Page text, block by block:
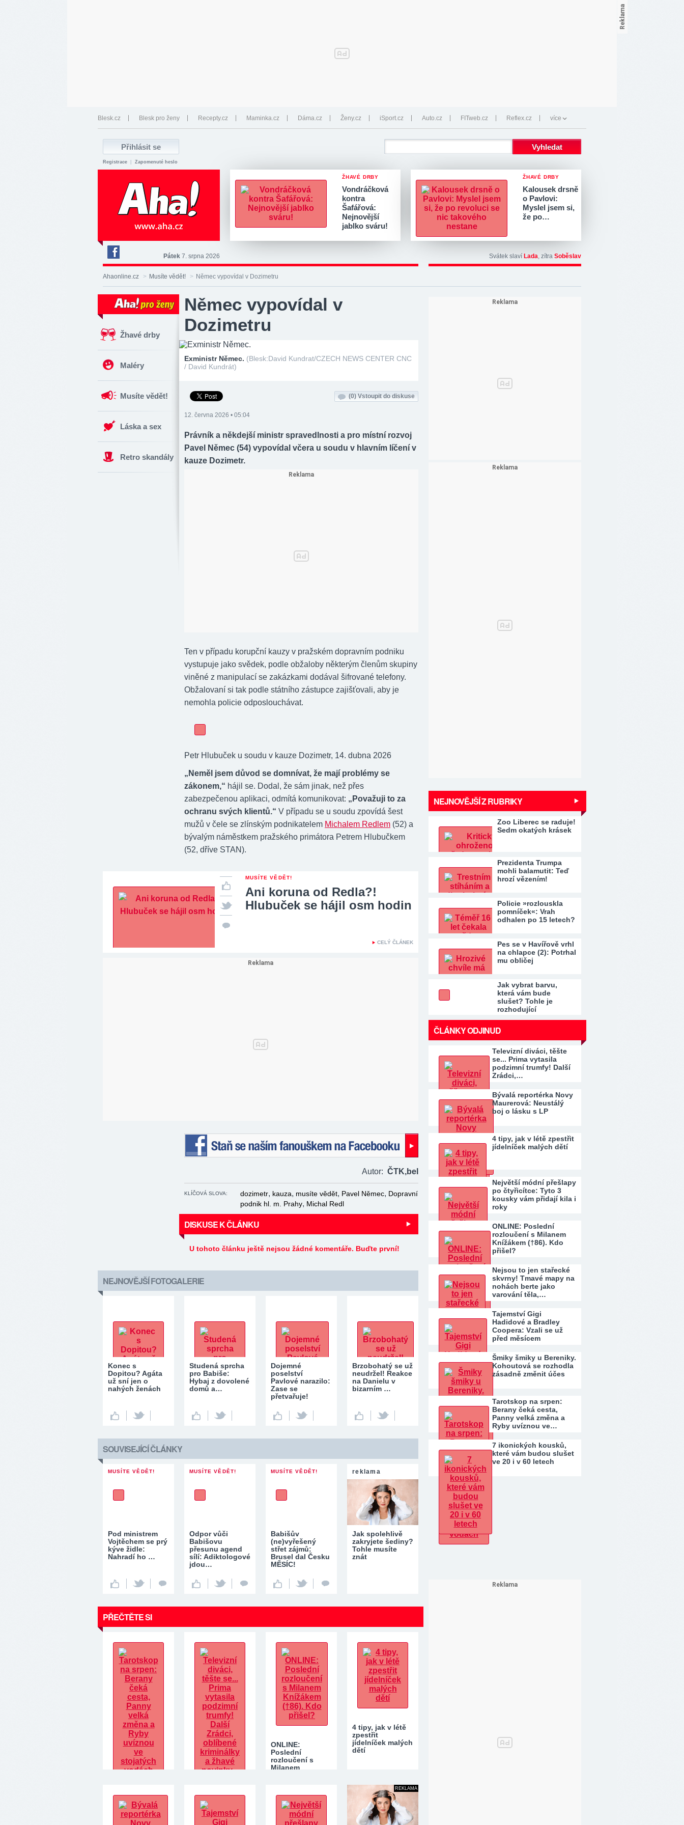
Blesk.cz Blesk pro ženy Recepty.cz Maminka.cz Dáma.cz Ženy.cz iSport.cz Auto.cz FITweb.cz Reflex.cz více
Registrace Zapomenuté heslo
ŽHAVÉ DRBY
Vondráčková
kontra
Šafářová:
Nejnovější
jablko sváru!
ŽHAVÉ DRBY
Kalousek drsně
o Pavlovi:
Myslel jsem si,
že po…
Deník
Aha!
na
Pátek 7. srpna 2026 Svátek slaví Lada, zítra Soběslav
Ahaonline.cz > Musíte vědět! > Němec vypovídal v Dozimetru
Žhavé drby
Maléry
Musíte vědět!
Láska a sex
Retro skandály
Němec vypovídal v
Dozimetru
Exministr Němec. (Blesk:David Kundrat/CZECH NEWS CENTER CNC
/ David Kundrát)
(0) Vstoupit do diskuse
12. června 2026 • 05:04
Právník a někdejší ministr spravedlnosti a pro místní rozvoj
Pavel Němec (54) vypovídal včera u soudu v hlavním líčení v
kauze Dozimetr.
Ten v případu korupční kauzy v pražském dopravním podniku
vystupuje jako svědek, podle obžaloby některým členům skupiny
viněné z manipulací se zakázkami dodával šifrované telefony.
Obžalovaní si tak podle státního zástupce zajišťovali, aby je
nemohla policie odposlouchávat.
Petr Hlubuček u soudu v kauze Dozimetr, 14. dubna 2026
„Neměl jsem důvod se domnívat, že mají problémy se
zákonem,“ hájil se. Dodal, že sám jinak, než přes
zabezpečenou aplikaci, odmítá komunikovat: „Považuji to za
ochranu svých klientů.“ V případu se u soudu zpovídá šest
mužů v čele se zlínským podnikatelem Michalem Redlem (52) a
bývalým náměstkem pražského primátora Petrem Hlubučkem
(52, dříve STAN).
MUSÍTE VĚDĚT!
Ani koruna od Redla?!
Hlubuček se hájil osm hodin
CELÝ ČLÁNEK
Autor: ČTK,bel
KLÍČOVÁ SLOVA: dozimetr, kauza, musíte vědět, Pavel Němec, Dopravní
podnik hl. m. Prahy, Michal Redl
DISKUSE K ČLÁNKU
U tohoto článku ještě nejsou žádné komentáře. Buďte první!
NEJNOVĚJŠÍ FOTOGALERIE
Konec s
Dopitou? Agáta
už sní jen o
nahých ženách
Studená sprcha
pro Babiše:
Hybaj z dovolené
domů a…
Dojemné
poselství
Pavlové narazilo:
Zase se
přetvařuje!
Brzobohatý se už
neudržel! Reakce
na Danielu v
bizarním …
SOUVISEJÍCÍ ČLÁNKY
MUSÍTE VĚDĚT!
Pod ministrem
Vojtěchem se prý
kýve židle:
Nahradí ho …
MUSÍTE VĚDĚT!
Odpor vůči
Babišovu
přesunu agend
sílí: Adiktologové
jdou…
MUSÍTE VĚDĚT!
Babišův
(ne)vyřešený
střet zájmů:
Brusel dal Česku
MĚSÍC!
reklama
Jak spolehlivě
zakryjete šediny?
Tohle musíte
znát
PŘEČTĚTE SI
Tarotskop na
srpen: Berany
čeká cesta,
Panny velká
Televizní diváci,
těšte se... Prima
vytasila
podzimní…
ONLINE:
Poslední
rozloučení s
Milanem
4 tipy, jak v létě
zpestřit
jídelníček malých
dětí
REKLAMA
NEJNOVĚJŠÍ Z RUBRIKY
Zoo Liberec se raduje!
Sedm okatých krásek
Prezidenta Trumpa
mohli balamutit: Teď
hrozí vězením!
Policie »rozlouskla
pomníček«: Vrah
odhalen po 15 letech?
Pes se v Havířově vrhl
na chlapce (2): Potrhal
mu obličej
Jak vybrat barvu,
která vám bude
slušet? Tohle je
rozhodující
ČLÁNKY ODJINUD
Televizní diváci, těšte
se... Prima vytasila
podzimní trumfy! Další
Zrádci,…
Bývalá reportérka Novy
Maurerová: Neustálý
boj o lásku s LP
4 tipy, jak v létě zpestřit
jídelníček malých dětí
Největší módní přešlapy
po čtyřicítce: Tyto 3
kousky vám přidají kila i
roky
ONLINE: Poslední
rozloučení s Milanem
Knížákem (†86). Kdo
přišel?
Nejsou to jen stařecké
skvrny! Tmavé mapy na
nohách berte jako
varování těla,…
Tajemství Gigi
Hadidové a Bradley
Coopera: Vzali se už
před měsícem
Šmiky šmiky u Bereniky.
Kohoutová se rozhodla
zásadně změnit účes
Tarotskop na srpen:
Berany čeká cesta,
Panny velká změna a
Ryby uvíznou ve…
7 ikonických kousků,
které vám budou slušet
ve 20 i v 60 letech